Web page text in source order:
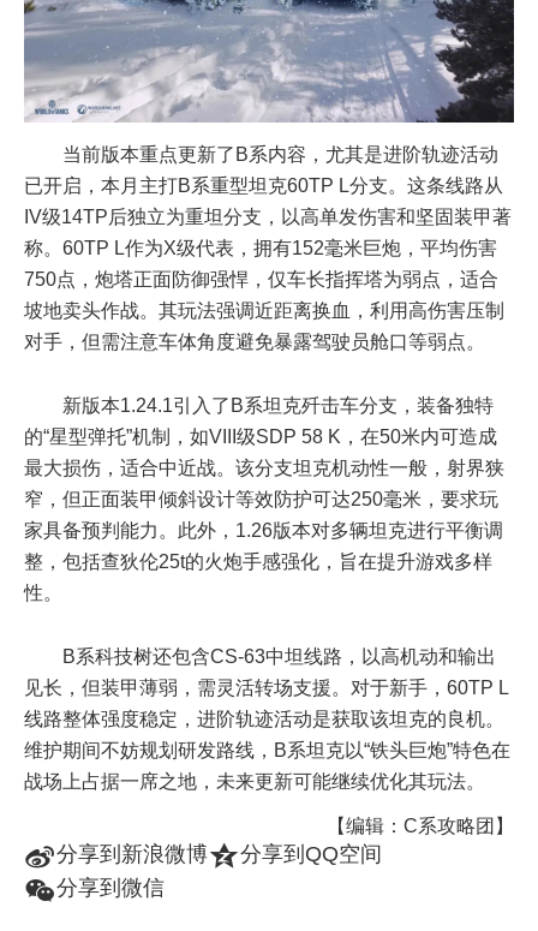
当前版本重点更新了B系内容，尤其是进阶轨迹活动
已开启，本月主打B系重型坦克60TP L分支。这条线路从
IV级14TP后独立为重坦分支，以高单发伤害和坚固装甲著
称。60TP L作为X级代表，拥有152毫米巨炮，平均伤害
750点，炮塔正面防御强悍，仅车长指挥塔为弱点，适合
坡地卖头作战。其玩法强调近距离换血，利用高伤害压制
对手，但需注意车体角度避免暴露驾驶员舱口等弱点。
新版本1.24.1引入了B系坦克歼击车分支，装备独特
的“星型弹托”机制，如VIII级SDP 58 K，在50米内可造成
最大损伤，适合中近战。该分支坦克机动性一般，射界狭
窄，但正面装甲倾斜设计等效防护可达250毫米，要求玩
家具备预判能力。此外，1.26版本对多辆坦克进行平衡调
整，包括查狄伦25t的火炮手感强化，旨在提升游戏多样
性。
B系科技树还包含CS-63中坦线路，以高机动和输出
见长，但装甲薄弱，需灵活转场支援。对于新手，60TP L
线路整体强度稳定，进阶轨迹活动是获取该坦克的良机。
维护期间不妨规划研发路线，B系坦克以“铁头巨炮”特色在
战场上占据一席之地，未来更新可能继续优化其玩法。
【编辑：C系攻略团】
t分享到新浪微博z分享到QQ空间
w分享到微信